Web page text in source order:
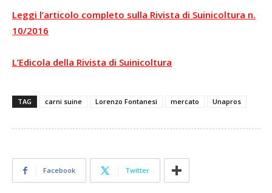
Leggi l’articolo completo sulla Rivista di Suinicoltura n.
10/2016
L’Edicola della Rivista di Suinicoltura
TAG carni suine Lorenzo Fontanesi mercato Unapros
Facebook Twitter